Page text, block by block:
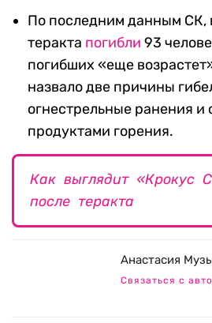
По последним данным СК,
теракта погибли 93
погибших «еще
назвало две причины
огнестрельные ранения и
продуктами горения.
Как выглядит «Крокус
после теракта
Анастасия
Связаться с